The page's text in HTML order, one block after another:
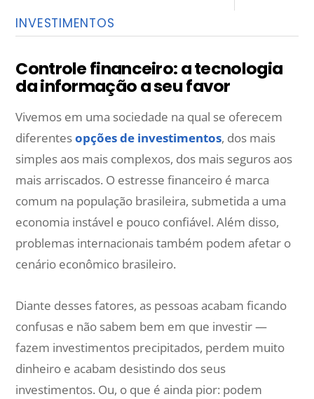
INVESTIMENTOS
Controle financeiro: a tecnologia
da informação a seu favor
Vivemos em uma sociedade na qual se oferecem
diferentesopções de investimentos, dos mais
simples aos mais complexos, dos mais seguros aos
mais arriscados. O estresse financeiro é marca
comum na população brasileira, submetida a uma
economia instável e pouco confiável. Além disso,
problemas internacionais também podem afetar o
cenário econômico brasileiro.
Diante desses fatores, as pessoas acabam ficando
confusas e não sabem bem em que investir —
fazem investimentos precipitados, perdem muito
dinheiro e acabam desistindo dos seus
investimentos. Ou, o que é ainda pior: podem